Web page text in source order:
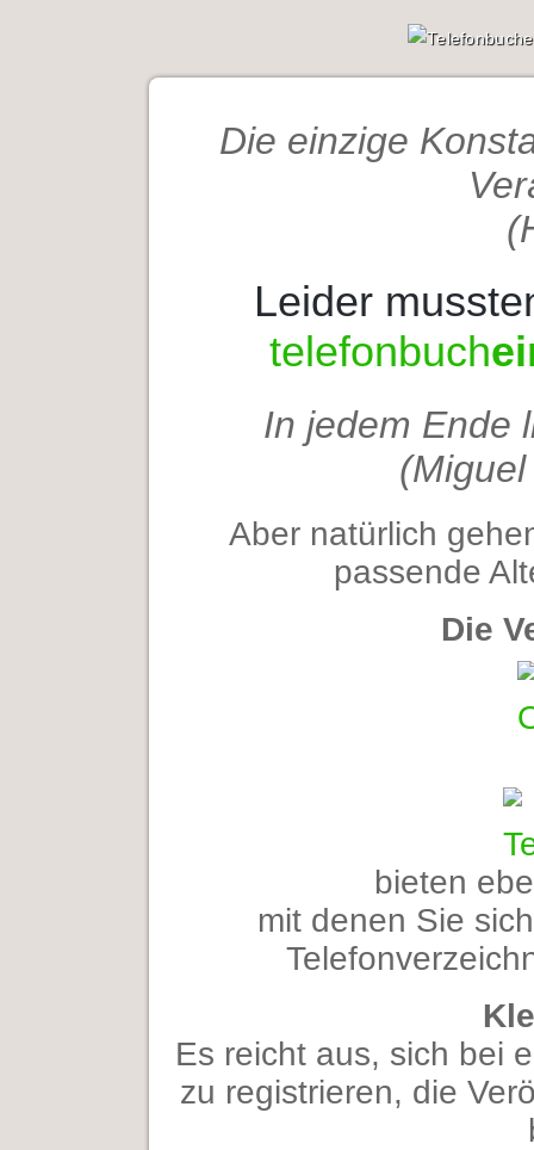
Die einzige
Leider
telefonbuch
In jedem Ende
Aber natürlich
passende
Die
bieten
mit denen Sie
Es reicht aus, sich bei
zu registrieren, die